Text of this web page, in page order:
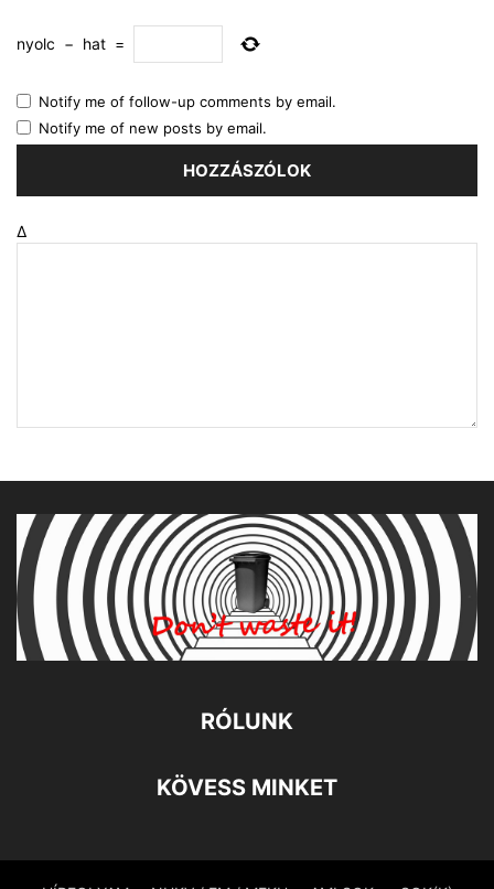
nyolc − hat =
Notify me of follow-up comments by email.
Notify me of new posts by email.
Δ
RÓLUNK
KÖVESS MINKET